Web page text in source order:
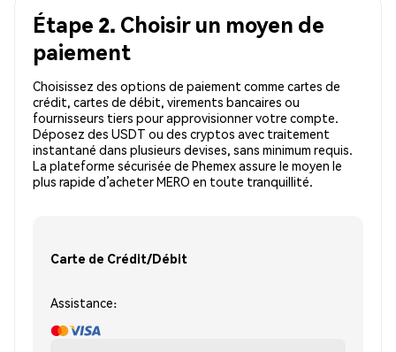
Étape 2. Choisir un moyen de
paiement
Choisissez des options de paiement comme cartes de
crédit, cartes de débit, virements bancaires ou
fournisseurs tiers pour approvisionner votre compte.
Déposez des USDT ou des cryptos avec traitement
instantané dans plusieurs devises, sans minimum requis.
La plateforme sécurisée de Phemex assure le moyen le
plus rapide d’acheter MERO en toute tranquillité.
Carte de Crédit/Débit
Assistance: